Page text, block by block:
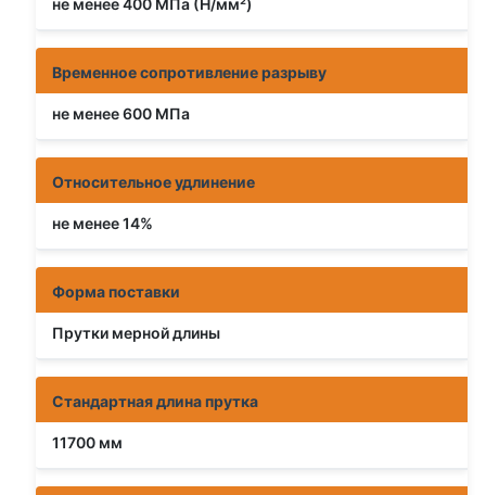
не менее 400 МПа (Н/мм²)
Временное сопротивление разрыву
не менее 600 МПа
Относительное удлинение
не менее 14%
Форма поставки
Прутки мерной длины
Стандартная длина прутка
11700 мм